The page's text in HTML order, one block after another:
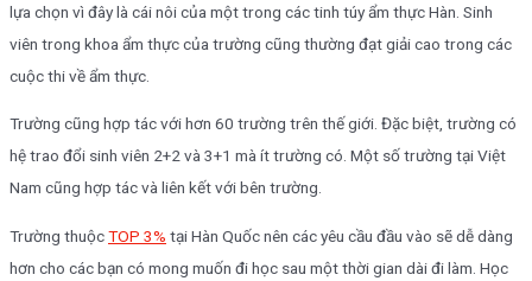
lựa chọn vì đây là cái nôi của một trong các tinh túy ẩm thực Hàn. Sinh
viên trong khoa ẩm thực của trường cũng thường đạt giải cao trong các
cuộc thi về ẩm thực.
Trường cũng hợp tác với hơn 60 trường trên thế giới. Đặc biệt, trường có
hệ trao đổi sinh viên 2+2 và 3+1 mà ít trường có. Một số trường tại Việt
Nam cũng hợp tác và liên kết với bên trường.
Trường thuộcTOP 3% tại Hàn Quốc nên các yêu cầu đầu vào sẽ dễ dàng
hơn cho các bạn có mong muốn đi học sau một thời gian dài đi làm. Học